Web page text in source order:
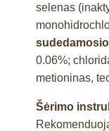
selenas
0.06%;
metioninas,
Šėrimo